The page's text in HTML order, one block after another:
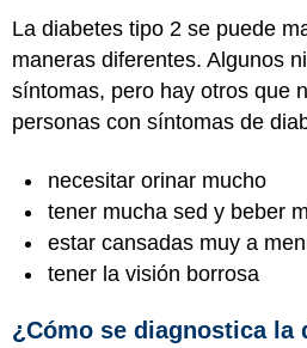
La diabetes tipo 2 se puede
maneras diferentes. Algunos
síntomas, pero hay otros que
personas con síntomas de
necesitar orinar mucho
tener mucha sed y beber
estar cansadas muy a
tener la visión borrosa
¿Cómo se diagnostica la